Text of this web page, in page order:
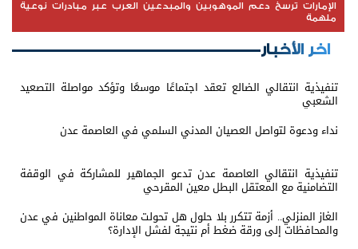
الإمارات ترسخ دعم الموهوبين والمبدعين العرب عبر مبادرات نوعية
ملهمة
اخر الأخبار
تنفيذية انتقالي الضالع تعقد اجتماعًا موسعًا وتؤكد مواصلة التصعيد
الشعبي
نداء ودعوة لتواصل العصيان المدني السلمي في العاصمة عدن
تنفيذية انتقالي العاصمة عدن تدعو الجماهير للمشاركة في الوقفة
التضامنية مع المعتقل البطل معين المقرحي
الغاز المنزلي.. أزمة تتكرر بلا حلول هل تحولت معاناة المواطنين في عدن
والمحافظات إلى ورقة ضغط أم نتيجة لفشل الإدارة؟